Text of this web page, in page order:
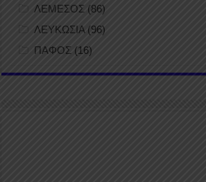
ΛΕΜΕΣΟΣ (86)
ΛΕΥΚΩΣΙΑ (96)
ΠΑΦΟΣ (16)